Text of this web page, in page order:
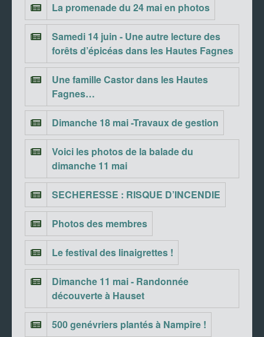
La promenade du 24 mai en photos
Samedi 14 juin - Une autre lecture des
forêts d’épicéas dans les Hautes Fagnes
Une famille Castor dans les Hautes
Fagnes…
Dimanche 18 mai -Travaux de gestion
Voici les photos de la balade du
dimanche 11 mai
SECHERESSE : RISQUE D’INCENDIE
Photos des membres
Le festival des linaigrettes !
Dimanche 11 mai - Randonnée
découverte à Hauset
500 genévriers plantés à Nampîre !